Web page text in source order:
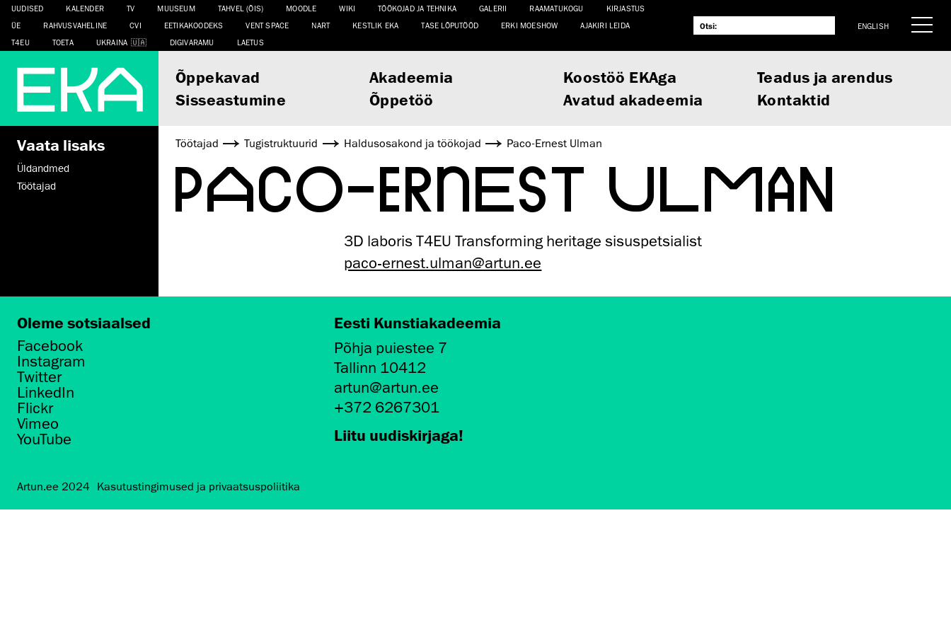
UUDISED KALENDER TV MUUSEUM TAHVEL (ÕIS) MOODLE WIKI TÖÖKOJAD JA TEHNIKA GALERII RAAMATUKOGU
KIRJASTUS
ÜE
RAHVUSVAHELINE CVI EETIKAKOODEKS VENT SPACE NART KESTLIK EKA TASE LÕPUTÖÖD ERKI MOESHOW
AJAKIRI LEIDA
T4EU
TOETA UKRAINA DIGIVARAMU LAETUS
ENGLISH
Õppekavad Akadeemia Koostöö EKAga
Teadus ja arendus
Sisseastumine
Õppetöö Avatud akadeemia Kontaktid
Vaata lisaks
Üldandmed
Töötajad
Töötajad Tugistruktuurid Haldusosakond ja töökojad Paco-Ernest Ulman
PACO-ERNEST ULMAN
3D laboris T4EU Transforming heritage sisuspetsialist
paco-ernest.ulman@artun.ee
Oleme sotsiaalsed
Facebook
Instagram
Twitter
LinkedIn
Flickr
Vimeo
YouTube
Eesti Kunstiakadeemia
Põhja puiestee 7
Tallinn 10412
artun@artun.ee
+372 6267301
Liitu uudiskirjaga!
Artun.ee 2024 Kasutustingimused ja privaatsuspoliitika